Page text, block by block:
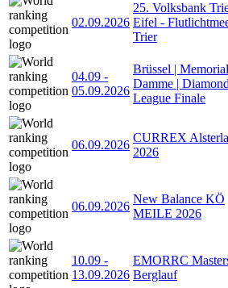
02.09.2026
25. Volksbank
Eifel -
Trier
04.09 -
05.09.2026
Brüssel |
Damme |
League Finale
06.09.2026
CURREX
2026
06.09.2026
New Balance KÖ
MEILE 2026
10.09 -
13.09.2026
EMORRC
Berglauf